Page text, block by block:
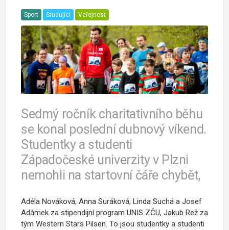
Sport Studující Veřejnost
Sedmý ročník charitativního běhu
se konal poslední dubnový víkend.
Studentky a studenti
Západočeské univerzity v Plzni
nemohli na startovní čáře chybět,
Adéla Nováková, Anna Suráková, Linda Suchá a Josef
Adámek za stipendijní program UNIS ZČU, Jakub Rež za
tým Western Stars Pilsen. To jsou studentky a studenti